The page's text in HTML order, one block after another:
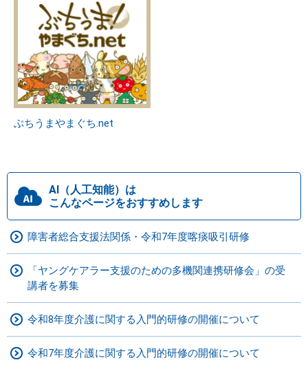
ぶちうまやまぐち.net
AI（人工知能）は
こんなページをおすすめします
障害者総合支援法関係・令和7年度喀痰吸引研修
「ヤングケアラー支援のための多機関連携研修会」の受
講者を募集
令和8年度介護に関する入門的研修の開催について
令和7年度介護に関する入門的研修の開催について